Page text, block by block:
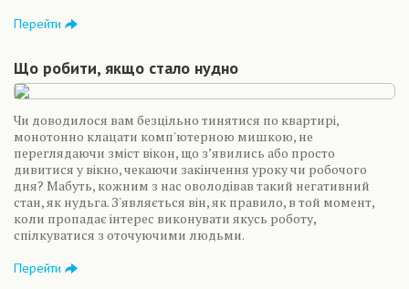
Перейти
Що робити, якщо стало нудно
Чи доводилося вам безцільно тинятися по квартирі,
монотонно клацати комп'ютерною мишкою, не
переглядаючи зміст вікон, що з’явились або просто
дивитися у вікно, чекаючи закінчення уроку чи робочого
дня? Мабуть, кожним з нас оволодівав такий негативний
стан, як нудьга. З'являється він, як правило, в той момент,
коли пропадає інтерес виконувати якусь роботу,
спілкуватися з оточуючими людьми.
Перейти